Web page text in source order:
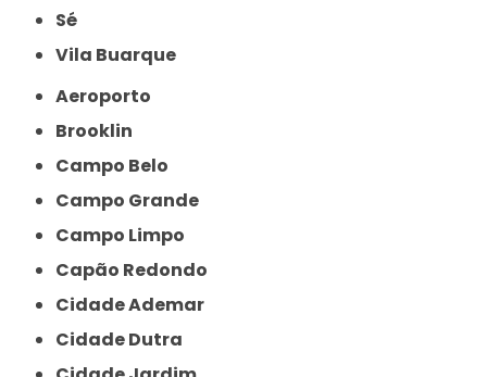
Sé
Vila Buarque
Aeroporto
Brooklin
Campo Belo
Campo Grande
Campo Limpo
Capão Redondo
Cidade Ademar
Cidade Dutra